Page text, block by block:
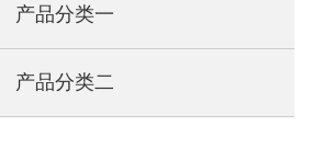
产品分类一
产品分类二